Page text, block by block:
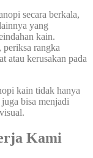
secara berkala,
yang
kain.
periksa rangka
atau kerusakan pada
kain tidak hanya
bisa menjadi
Kami